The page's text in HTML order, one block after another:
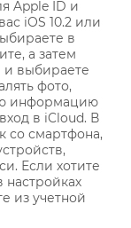
Apple ID и
iOS 10.2 или
в
а затем
и выбираете
фото,
информацию
в iCloud. В
со смартфона,
Если хотите
настройках
из учетной